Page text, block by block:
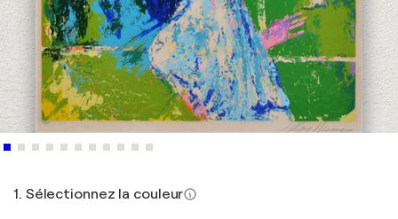
1. Sélectionnez la couleur